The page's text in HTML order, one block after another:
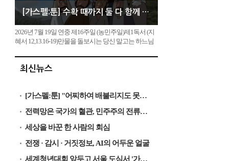
[가스펠:툰] 수확 때까지 둘 다 함께 자라도록 내버려 두어라
2026년 7월 19일 연중 제16주일 (농민주일)제1독서 (지
혜서 12,13.16-19)만물을 돌보시는 당신 말고는 하느님
으셨음을 증명하실 필요가 없습니다. 당신의 힘이 정의
의 원천입니다. 당신께서는 만물을 다스리는 주권을 지
최신뉴스
[가스펠:툰] "어찌하여 배불리지도 못하는 것에 수고를 들이느냐"
전력망은 국가의 혈관, 민주주의 전류가 흐르게 해야
세상을 바꾼 한 사람의 회심
전쟁 · 감시 · 거짓정보, AI의 어두운 얼굴
세계청년대회 앞두고 서울 도심서 '가톨릭문화박람회’